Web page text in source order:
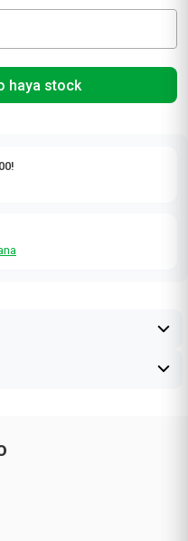
haya stock